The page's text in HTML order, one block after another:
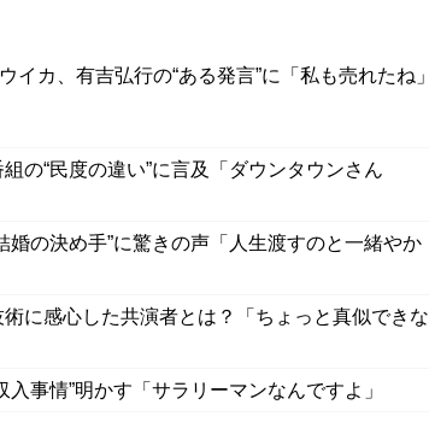
イカ、有吉弘行の“ある発言”に「私も売れたね」
の“民度の違い”に言及「ダウンタウンさん
婚の決め手”に驚きの声「人生渡すのと一緒やか
に感心した共演者とは？「ちょっと真似できな
事情”明かす「サラリーマンなんですよ」